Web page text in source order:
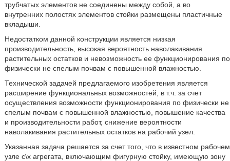
трубчатых элементов не соединены между собой, а во
внутренних полостях элементов стойки размещены пластичные
вкладыши.
Недостатком данной конструкции является низкая
производительность, высокая вероятность наволакивания
растительных остатков и невозможность ее функционирования по
физически не спелым почвам с повышенной влажностью.
Технической задачей предлагаемого изобретения является
расширение функциональных возможностей, в т.ч. за счет
осуществления возможности функционирования по физически не
спелым почвам с повышенной влажностью, повышение качества
и производительности работ, снижение вероятности
наволакивания растительных остатков на рабочий узел.
Указанная задача решается за счет того, что в известном рабочем
узле с\х агрегата, включающим фигурную стойку, имеющую зону